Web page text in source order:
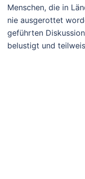
Menschen, die in
nie ausgerottet
geführten
belustigt und